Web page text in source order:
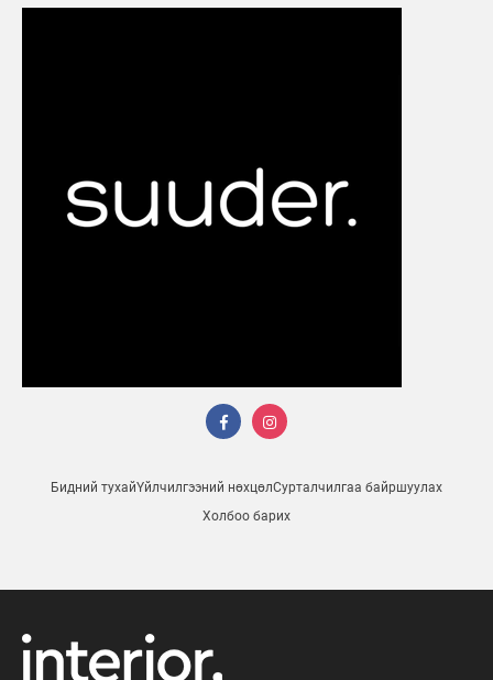
Бидний тухайҮйлчилгээний нөхцөлСурталчилгаа байршуулах
Холбоо барих